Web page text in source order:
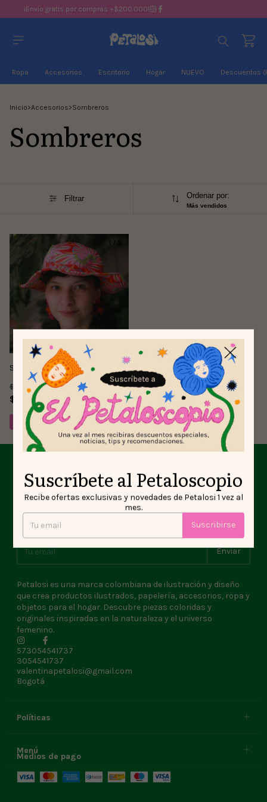
¡Envío gratis por compras +$200.000!
Ropa Accesorios Escritorio Hogar NUEVO Descuentos
Inicio>Accesorios>Sombreros
Sombreros
Filtrar Ordenar por:
Más vendidos
1 /
Sombrero Trampolín
$60.000
$85.000
29 % OFF
Suscríbete al Petaloscopio, el newsletter de Petalosi
Recibe ofertas exclusivas y novedades directamente en tu
Petalosi es una marca colombiana de ilustración y diseño
que crea productos ilustrados, papelería, accesorios, ropa y
objetos para el hogar. Descubre piezas coloridas y
originales inspiradas en la naturaleza y el universo
femenino.
573054541737
3054541737
valentinapetalosi@gmail.com
Bogotá
Políticas
Menú
Medios de pago
Suscríbete al Petaloscopio
Recibe ofertas exclusivas y novedades de Petalosi 1 vez al
mes.
Suscribirse